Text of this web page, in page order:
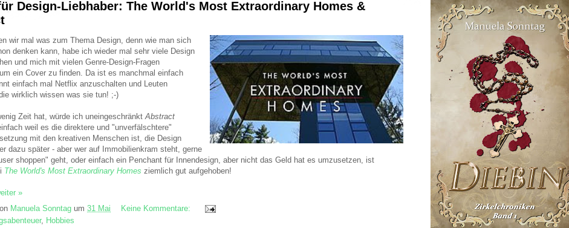
Design-Liebhaber: The World's Most Extraordinary Homes &
wir mal was zum Thema Design, denn wie man sich
denken kann, habe ich wieder mal sehr viele Design
und mich mit vielen Genre-Design-Fragen
ein Cover zu finden. Da ist es manchmal einfach
einfach mal Netflix anzuschalten und Leuten
wirklich wissen was sie tun! ;-)
Zeit hat, würde ich uneingeschränktAbstract
weil es die direktere und "unverfälschtere"
mit den kreativen Menschen ist, die Design
dazu später - aber wer auf Immobilienkram steht, gerne
shoppen" geht, oder einfach ein Penchant für Innendesign, aber nicht das Geld hat es umzusetzen, ist
The World's Most Extraordinary Homes ziemlich gut aufgehoben!
»
Manuela Sonntag um 31 Mai
Keine Kommentare:
, Hobbies